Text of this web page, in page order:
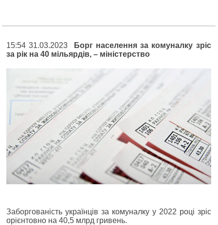
15:54 31.03.2023
Борг населення за комуналку зріс
за рік на 40 мільярдів, – міністерство
Заборгованість українців за комуналку у 2022 році зріс
орієнтовно на 40,5 млрд гривень.